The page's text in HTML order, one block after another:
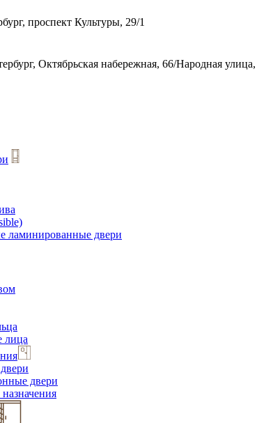
проспект Культуры, 29/1
Октябрьская набережная, 66/Народная улица,
ламинированные двери
лица
двери